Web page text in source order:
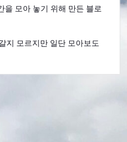
을 모아 놓기 위해 만든 블로
지 모르지만 일단 모아보도